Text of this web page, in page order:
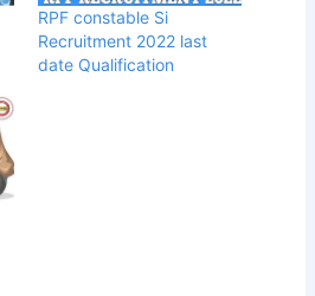
RPF constable Si
Recruitment 2022 last
date Qualification